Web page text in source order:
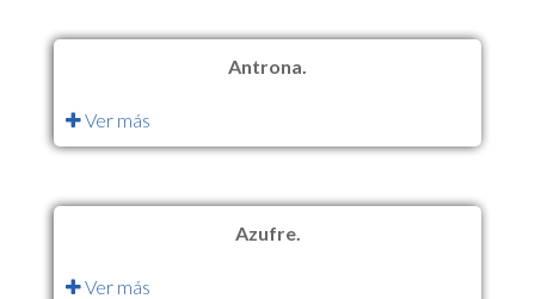
Antrona.
Ver más
Azufre.
Ver más